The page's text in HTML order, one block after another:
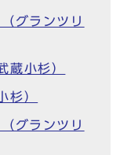
グランツリ
蔵小杉）
杉）
グランツリ